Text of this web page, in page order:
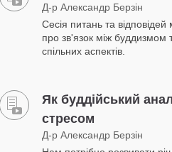
Д-р Александр Берзін
Сесія питань та
про зв'язок між
спільних аспектів.
Як буддійський
стресом
Д-р Александр Берзін